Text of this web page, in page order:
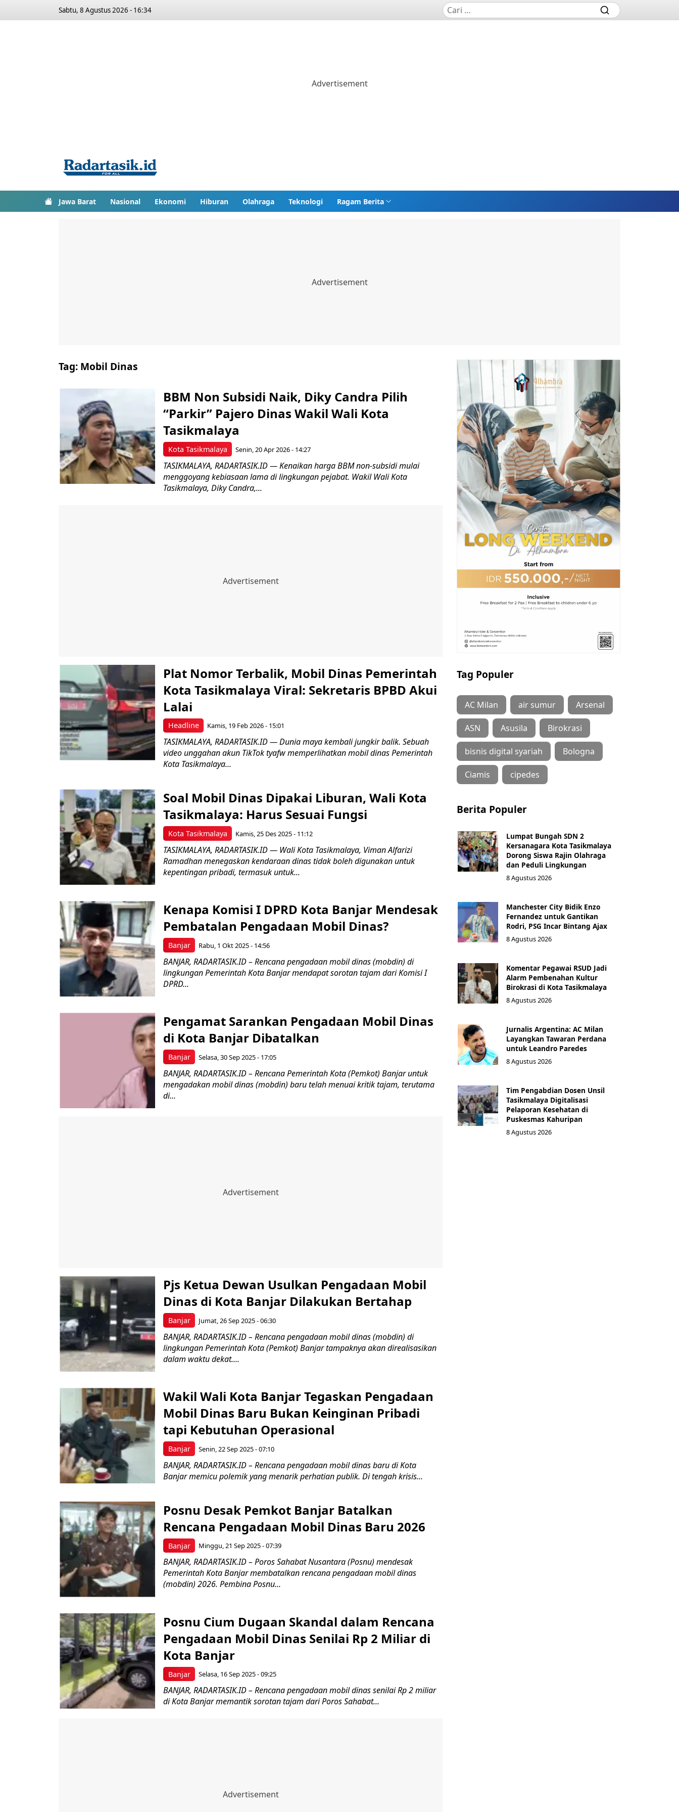
Sabtu, 8 Agustus 2026 - 16:34
Jawa Barat Nasional Ekonomi Hiburan Olahraga Teknologi Ragam Berita
Tag: Mobil Dinas
Kota Tasikmalaya
BBM Non Subsidi Naik, Diky Candra Pilih
“Parkir” Pajero Dinas Wakil Wali Kota
Tasikmalaya
Senin, 20 Apr 2026 - 14:27
TASIKMALAYA, RADARTASIK.ID — Kenaikan harga BBM non-subsidi mulai
menggoyang kebiasaan lama di lingkungan pejabat. Wakil Wali Kota
Tasikmalaya, Diky Candra,...
Headline
Plat Nomor Terbalik, Mobil Dinas Pemerintah
Kota Tasikmalaya Viral: Sekretaris BPBD Akui
Lalai
Kamis, 19 Feb 2026 - 15:01
TASIKMALAYA, RADARTASIK.ID — Dunia maya kembali jungkir balik. Sebuah
video unggahan akun TikTok tyafw memperlihatkan mobil dinas Pemerintah
Kota Tasikmalaya...
Kota Tasikmalaya
Soal Mobil Dinas Dipakai Liburan, Wali Kota
Tasikmalaya: Harus Sesuai Fungsi
Kamis, 25 Des 2025 - 11:12
TASIKMALAYA, RADARTASIK.ID — Wali Kota Tasikmalaya, Viman Alfarizi
Ramadhan menegaskan kendaraan dinas tidak boleh digunakan untuk
kepentingan pribadi, termasuk untuk...
Banjar
Kenapa Komisi I DPRD Kota Banjar Mendesak
Pembatalan Pengadaan Mobil Dinas?
Rabu, 1 Okt 2025 - 14:56
BANJAR, RADARTASIK.ID – Rencana pengadaan mobil dinas (mobdin) di
lingkungan Pemerintah Kota Banjar mendapat sorotan tajam dari Komisi I
DPRD...
Banjar
Pengamat Sarankan Pengadaan Mobil Dinas
di Kota Banjar Dibatalkan
Selasa, 30 Sep 2025 - 17:05
BANJAR, RADARTASIK.ID – Rencana Pemerintah Kota (Pemkot) Banjar untuk
mengadakan mobil dinas (mobdin) baru telah menuai kritik tajam, terutama
di...
Banjar
Pjs Ketua Dewan Usulkan Pengadaan Mobil
Dinas di Kota Banjar Dilakukan Bertahap
Jumat, 26 Sep 2025 - 06:30
BANJAR, RADARTASIK.ID – Rencana pengadaan mobil dinas (mobdin) di
lingkungan Pemerintah Kota (Pemkot) Banjar tampaknya akan direalisasikan
dalam waktu dekat....
Banjar
Wakil Wali Kota Banjar Tegaskan Pengadaan
Mobil Dinas Baru Bukan Keinginan Pribadi
tapi Kebutuhan Operasional
Senin, 22 Sep 2025 - 07:10
BANJAR, RADARTASIK.ID – Rencana pengadaan mobil dinas baru di Kota
Banjar memicu polemik yang menarik perhatian publik. Di tengah krisis...
Banjar
Posnu Desak Pemkot Banjar Batalkan
Rencana Pengadaan Mobil Dinas Baru 2026
Minggu, 21 Sep 2025 - 07:39
BANJAR, RADARTASIK.ID – Poros Sahabat Nusantara (Posnu) mendesak
Pemerintah Kota Banjar membatalkan rencana pengadaan mobil dinas
(mobdin) 2026. Pembina Posnu...
Banjar
Posnu Cium Dugaan Skandal dalam Rencana
Pengadaan Mobil Dinas Senilai Rp 2 Miliar di
Kota Banjar
Selasa, 16 Sep 2025 - 09:25
BANJAR, RADARTASIK.ID – Rencana pengadaan mobil dinas senilai Rp 2 miliar
di Kota Banjar memantik sorotan tajam dari Poros Sahabat...
Tag Populer
AC Milan air sumur Arsenal
ASN Asusila Birokrasi
bisnis digital syariah Bologna
Ciamis cipedes
Berita Populer
Lumpat Bungah SDN 2
Kersanagara Kota Tasikmalaya
Dorong Siswa Rajin Olahraga
dan Peduli Lingkungan
8 Agustus 2026
Manchester City Bidik Enzo
Fernandez untuk Gantikan
Rodri, PSG Incar Bintang Ajax
8 Agustus 2026
Komentar Pegawai RSUD Jadi
Alarm Pembenahan Kultur
Birokrasi di Kota Tasikmalaya
8 Agustus 2026
Jurnalis Argentina: AC Milan
Layangkan Tawaran Perdana
untuk Leandro Paredes
8 Agustus 2026
Tim Pengabdian Dosen Unsil
Tasikmalaya Digitalisasi
Pelaporan Kesehatan di
Puskesmas Kahuripan
8 Agustus 2026